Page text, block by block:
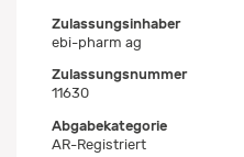
Zulassungsinhaber
ebi-pharm ag
Zulassungsnummer
11630
Abgabekategorie
AR-Registriert